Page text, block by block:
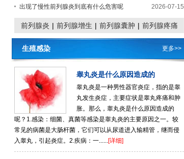
2026-07-15
出现了慢性前列腺炎到底有什么危害呢
前列腺炎 | 前列腺增生 | 前列腺囊肿 | 前列腺疼痛
更多>>
生殖感染
睾丸炎是什么原因造成的
睾丸炎是一种男性器官炎症，指的是睾
丸发生炎症，主要症状是睾丸疼痛和肿
胀。那么，睾丸炎是什么原因造成的
呢？1.感染：细菌、真菌等感染是睾丸炎的主要原因之一。较
常见的病菌是大肠杆菌，它们可以从尿道进入输精管，继而侵
入睾丸，引起炎症。2.疾病：一......[详细]